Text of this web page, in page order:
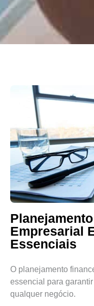
Empresarial
Essenciais
O planejamento
essencial para
qualquer negócio.